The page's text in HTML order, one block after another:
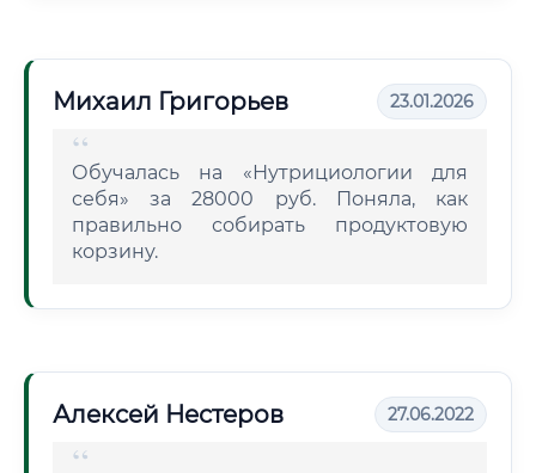
Михаил Григорьев 23.01.2026
Обучалась на «Нутрициологии для
себя» за 28000 руб. Поняла, как
правильно собирать продуктовую
корзину.
Алексей Нестеров 27.06.2022